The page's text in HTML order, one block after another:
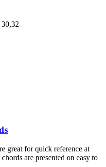
great for quick reference at
are presented on easy to